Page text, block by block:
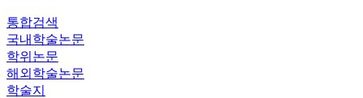
통합검색
국내학술논문
학위논문
해외학술논문
학술지